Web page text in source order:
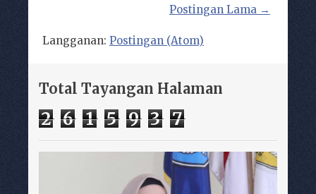
Postingan Lama →
Langganan: Postingan (Atom)
Total Tayangan Halaman
2 6 1 5 9 3 7